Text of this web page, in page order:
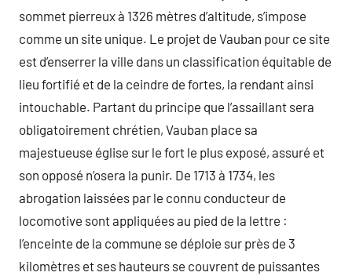
sommet pierreux à 1326 mètres d’altitude, s’impose
comme un site unique. Le projet de Vauban pour ce site
est d’enserrer la ville dans un classification équitable de
lieu fortifié et de la ceindre de fortes, la rendant ainsi
intouchable. Partant du principe que l’assaillant sera
obligatoirement chrétien, Vauban place sa
majestueuse église sur le fort le plus exposé, assuré et
son opposé n’osera la punir. De 1713 à 1734, les
abrogation laissées par le connu conducteur de
locomotive sont appliquées au pied de la lettre :
l’enceinte de la commune se déploie sur près de 3
kilomètres et ses hauteurs se couvrent de puissantes